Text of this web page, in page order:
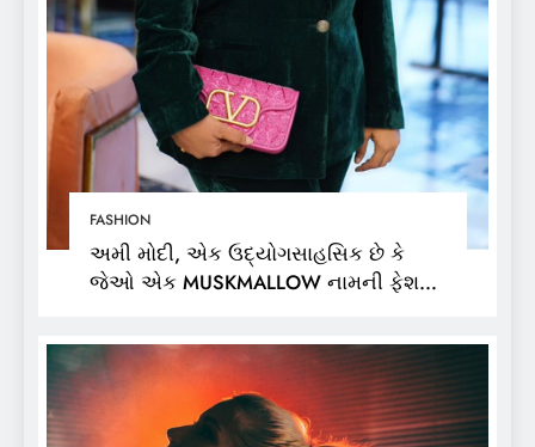
FASHION
અમી મોદી, એક ઉદ્યોગસાહસિક છે કે
જેઓ એક MUSKMALLOW નામની ફેશન